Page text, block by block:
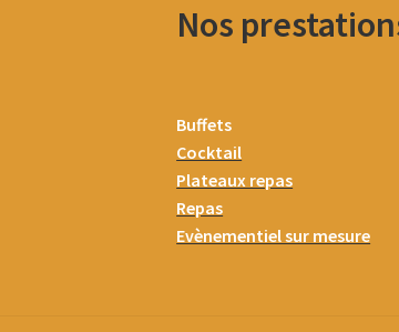
Nos
Buffets
Cocktail
Plateaux repas
Repas
Evènementiel sur mesure